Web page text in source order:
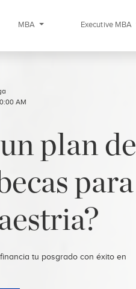
MBA Executive MBA
AM
plan de
para
tu posgrado con éxito en